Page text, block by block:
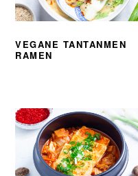
VEGANE TANTANMEN
RAMEN